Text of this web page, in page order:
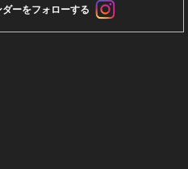
ーをフォローする